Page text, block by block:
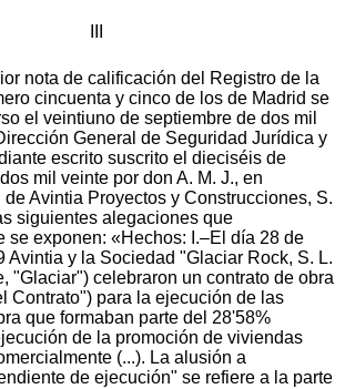
de (...), correspondiente a las cantidades certificadas en los meses de febrero, marzo, abril, mayo, más la parte correspondiente al 14%, según la Cláusula 4.1 del contrato del mes de enero, y la parte pendiente de pago correspondiente igualmente al 14% del mes de diciembre. Esta solicitud fue calificada positivamente y, consecuentemente anotada en el Registro de la Propiedad n° 55 de Madrid, como anotación letra E), al haberse cumplido adecuadamente todos los requisitos legalmente exigidos (como refleja la certificación registral expedida el 9 de septiembre de 2020 y que se acompaña al presente escrito como Documento n° 7). Sin embargo, y de manera sorprendente e inesperada –dada la efectividad de la continuación de las obras–, dicha anotación fue después –en el mes de julio– incorrecta e indebidamente cancelada "por haber transcurrido el plazo de sesenta días desde el treinta y uno de enero de dos mil veinte, fecha en que ha sido concluida la obra objeto de refacción según resulta de certificado que se dirá [el certificado de fin de obra]. La evidente irregularidad de dicha cancelación se pondrá de manifiesto más adelante, al exponer los argumentos jurídicos del presente recurso. V.–Tras la práctica de la anotación preventiva anteriormente mencionada, la propia Glaciar remitió a Avintia una carta –de fecha 7 de julio de 2020–en cuyo punto 2° manifestaba que "la obra no está terminada en condiciones adecuadas para la entrega a los clientes y será preciso llevar a cabo trabajos de reparación y adecuación, ya que han sido detectados múltiples desperfectos sobre los que hay que efectuar los correspondientes repasos [...]. Por todo ello les notificamos nueva y fehacientemente que accederemos a la obra con otros contratistas para la realización de todos estos trabajos. Y continúa en el punto 3° señalando: "Les recordamos que el contrato de obra [...] fueron resueltos a instancia nuestra y que por tanto lo que procede es la paralización de los trabajos por su parte y el levantamiento de la correspondiente acta de entrega de obras inacabadas con el desalojo de la obra [...]. Como resulta claramente de dicha comunicación (protocolizada a instancia de la propia Glaciar en el Acta de presencia autorizada por el notario de Madrid, don Francisco Javier Piera Rodríguez, el día 9 de julio de 2020, con el número 1670 de su protocolo –en adelante, el "Acta de presencia"–y que se adjunta al presente recurso como Documento n° 8), no existía duda alguna por parte de Glaciar –titular del inmueble y promotora de la obra– sobre la continuidad de las obras: "la obra no está terminada [...] y será preciso llevar a cabo trabajos de reparación y adecuación". Y tampoco la dirección facultativa manifiesta discrepancia alguna a este respecto; no sólo eso, sino que –como refleja el "Acta de paralización de trabajos y entrega de obra" que se adjunta a la citada Acta de presencia como Documento Uno– incluso afirma que la resolución del contrato por Glaciar (a la que Avintia se opuso firmemente) tuvo lugar "de forma fehaciente y con carácter previo a la finalización completa de los trabajos". En el informe de la dirección facultativa que se incorpora como adjunto a dicha Acta de presencia se indica expresamente que "la DF ha trasladado a AVT listas de repasos de viviendas y zonas comunes (...). Nótese la relevancia de la información contenida en el citado informe, puesto que la propia dirección facultativa reconoce que siguió haciendo encargos adicionales a Avintia tras la expedición del certificado de fin de obra, por lo que es notorio que la obra no estaba acabada. VI.–Más tarde, el 31 de julio de 2020, se firmó acta de fin de obra, que fue presentada en el Registro de la Propiedad el día 5 de agosto de 2020. Dicha acta estaba, obviamente –como veremos–viciada en su origen, puesto que se basaba en al certificado de fin de obra de 31 de enero de 2020 (al que, por cierto, no ha podido tener acceso la parte recurrente) que partía de una premisa falsa –y esto lo puede acreditar sin temor a equivocarse–: la finalización de las obras en la citada fecha. Unos días después, el 31 de agosto de 2020, Glaciar y Avintia firmaron el acta de entrega de llaves, en la que la primera manifestaba no estar conforme con la cantidad reclamada por Avintia, pero sin referencia alguna a las obras en curso. VII.–Tras conocer la cancelación de la primera anotación preventiva de crédito refaccionario (mencionada en el Hecho IV), Avintia procedió a solicitar nuevamente la práctica de una nueva anotación preventiva mediante solicitud presentada el día 11 de agosto de 2020 (...). Dicha solicitud fue calificada negativamente con fecha 1 de septiembre de 2020, motivo por el cual se presenta el presente recurso contra la calificación negativa o denegatoria en base a los siguientes FUNDAMENTOS DE DERECHO: Primero.–La legitimación del recurrente resulta, (i) por un lado, de su condición de Consejero Delegado de Avintia, tal como queda acreditado en la escritura de elevación a público de acuerdos sociales autorizada el día 24 de enero de 2020 por el notario de Madrid, don José Ortiz Rodríguez, con número 284 de su protocolo, e inscrita con fecha 4 de junio de 2020 en el Registro Mercantil de Madrid, al tomo 34.718, folio 95, sección 8a, hoja M–435015, inscripción 77, cuya copia se adjunta al presente escrito como Documento n°2; y, (ii) por otro lado, de su calidad de interesado –en los términos de los arts. 66 y 325 de la LH–, por tratarse del representante de la persona jurídica a cuyo favor se hubiera de practicar la inscripción (en este caso, el acreedor refaccionario que es la sociedad Avintia). El presente recurso ha sido presentado dentro del plazo de un (1) mes, legalmente conferido para ello en el art, 326 de la LH y se presenta contra la citada calificación negativa o denegatoria del Registrador de la Propiedad accidental de Madrid n°55, don Julio Soler García, de fecha 1 de septiembre de 2020, relativa a la solicitud de anotación preventiva de crédito refaccionario referida en el Hecho Vi anterior. Segundo. –La motivación del presente recurso reside en la discrepancia con la calificación negativa por la que se denegó la práctica de la anotación preventiva del crédito refaccionario alegando la terminación de las obras en base a la existencia de un certificado de fin de obra de fecha 31 de enero 2020. El recurso se sustenta en dos fundamentos básicos: (i) la equivocación del Sr. Registrador al considerar el certificado de fin de obra como un medio exclusivo e infalible de prueba de la terminación de las obras, ignorando otros hechos y documentos acreditativos de la realidad contraria: su subsistencia más allá de la fecha tomada en consideración por el registrador calificante; y (ii) el error del certificado de fin de obra (y de los documentos sustentados en el mismo) al señalar como fecha de finalización de las mismas el 31 de enero de 2020, como se acreditó de manera suficiente. Tercero. – Todo el fundamento de la calificación gira en torno a un documento – el citado certificado de fin de obra de 31 de enero de 2020; y aunque dicho certificado no refleja la realidad, esa cuestión la abordaremos más adelante.